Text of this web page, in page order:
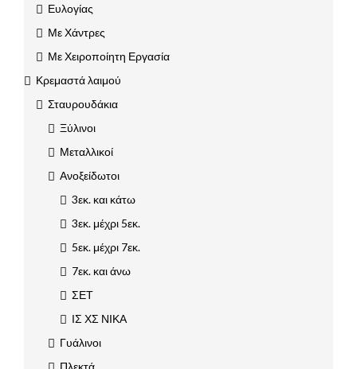
Ευλογίας
Με Χάντρες
Με Χειροποίητη Εργασία
Κρεμαστά λαιμού
Σταυρουδάκια
Ξύλινοι
Μεταλλικοί
Ανοξείδωτοι
3εκ. και κάτω
3εκ. μέχρι 5εκ.
5εκ. μέχρι 7εκ.
7εκ. και άνω
ΣΕΤ
ΙΣ ΧΣ ΝΙΚΑ
Γυάλινοι
Πλεκτά